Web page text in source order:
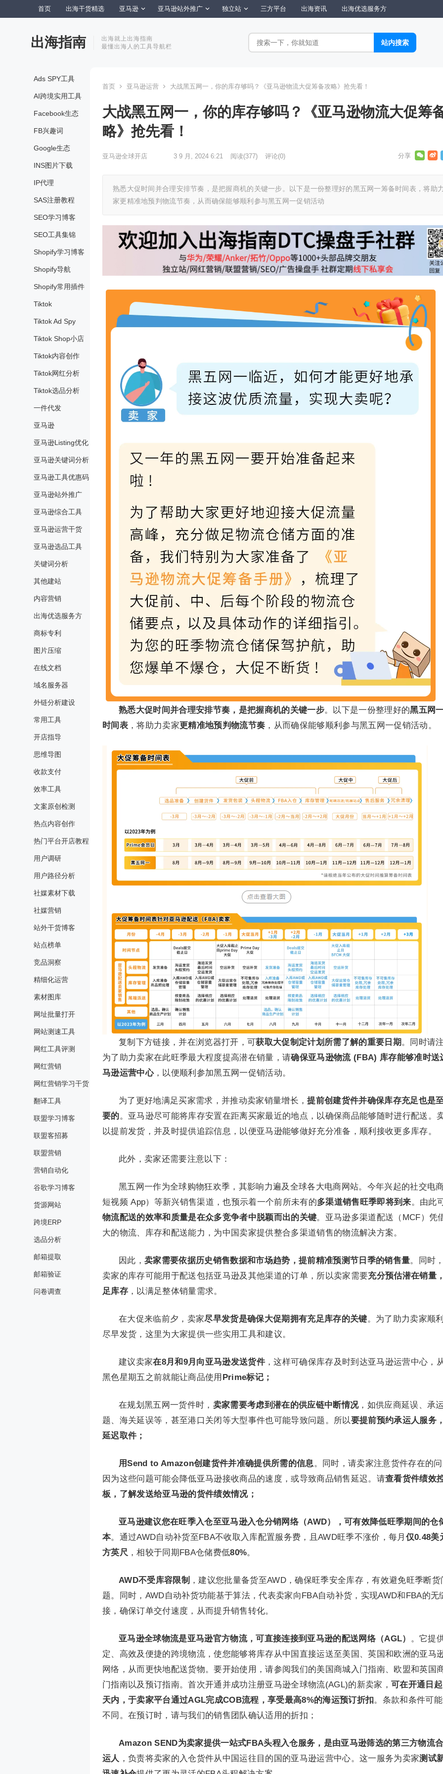
首页 出海干货精选 亚马逊 亚马逊站外推广 独立站 三方平台 出海资讯 出海优选服务方
出海指南
出海就上出海指南
最懂出海人的工具导航栏
Ads SPY工具
AI跨境实用工具
Facebook生态
FB兴趣词
Google生态
INS图片下载
IP代理
SAS注册教程
SEO学习博客
SEO工具集锦
Shopify学习博客
Shopify导航
Shopify常用插件
Tiktok
Tiktok Ad Spy
Tiktok Shop小店
Tiktok内容创作
Tiktok网红分析
Tiktok选品分析
一件代发
亚马逊
亚马逊Listing优化
亚马逊关键词分析
亚马逊工具优惠码
亚马逊站外推广
亚马逊综合工具
亚马逊运营干货
亚马逊选品工具
关键词分析
其他建站
内容营销
出海优选服务方
商标专利
图片压缩
在线文档
域名服务器
外链分析建设
常用工具
开店指导
思维导图
收款支付
效率工具
文案原创检测
热点内容创作
热门平台开店教程
用户调研
用户路径分析
社媒素材下载
社媒营销
站外干货博客
站点榜单
竞品洞察
精细化运营
素材图库
网址批量打开
网站测速工具
网红工具评测
网红营销
网红营销学习干货
翻译工具
联盟学习博客
联盟客招募
联盟营销
营销自动化
谷歌学习博客
货源网站
跨境ERP
选品分析
邮箱提取
邮箱验证
问卷调查
首页 亚马逊运营 大战黑五网一，你的库存够吗？《亚马逊物流大促筹备攻略》抢先看！
大战黑五网一，你的库存够吗？《亚马逊物流大促筹
略》抢先看！
亚马逊全球开店 3 9 月, 2024 6:21 阅读(377) 评论(0)
熟悉大促时间并合理安排节奏，是把握商机的关键一步。以下是一份整理好的黑五网一筹备时间表，将助
家更精准地预判物流节奏，从而确保能够顺利参与黑五网一促销活动
熟悉大促时间并合理安排节奏，是把握商机的关键一步。以下是一份整理好的黑五网
时间表 ，将助力卖家更精准地预判物流节奏 ，从而确保能够顺利参与黑五网一促销活动。
复制下方链接，并在浏览器打开，可获取大促制定计划所需了解的重要日期 。同时请
为了助力卖家在此旺季最大程度提高潜在销量，请确保亚马逊物流 (FBA) 库存能够准时送
马逊运营中心，以便顺利参加黑五网一促销活动。
为了更好地满足买家需求，并推动卖家销量增长，提前创建货件并确保库存充足也是
要的。亚马逊尽可能将库存安置在距离买家最近的地点，以确保商品能够随时进行配送。
以提前发货，并及时提供追踪信息，以便亚马逊能够做好充分准备，顺利接收更多库存。
此外，卖家还需要注意以下：
黑五网一作为全球购物狂欢季，其影响力遍及全球各大电商网站。今年兴起的社交电
短视频 App）等新兴销售渠道，也预示着一个前所未有的多渠道销售旺季即将到来。由此
物流配送的效率和质量是在众多竞争者中脱颖而出的关键。亚马逊多渠道配送（MCF）凭
大的物流、库存和配送能力，为中国卖家提供整合多渠道销售的物流解决方案。
因此， 卖家需要依据历史销售数据和市场趋势，提前精准预测节日季的销售量。同时
卖家的库存可能用于配送包括亚马逊及其他渠道的订单，所以卖家需要充分预估潜在销量
足库存 ，以满足整体销量需求。
在大促来临前夕，卖家尽早发货是确保大促期拥有充足库存的关键。为了助力卖家顺
尽早发货，这里为大家提供一些实用工具和建议。
建议卖家在8月和9月向亚马逊发送货件，这样可确保库存及时到达亚马逊运营中心，
黑色星期五之前就能让商品使用 Prime标记；
在规划黑五网一货件时， 卖家需要考虑到潜在的供应链中断情况，如供应商延误、承
题、海关延误等，甚至港口关闭等大型事件也可能导致问题。所以要提前预约承运人服务
延迟取件；
用Send to Amazon创建货件并准确提供所需的信息 。同时，请卖家注意货件存在的
因为这些问题可能会降低亚马逊接收商品的速度，或导致商品销售延迟。请查看货件绩效
板，了解发送给亚马逊的货件绩效情况；
亚马逊建议您在旺季入仓至亚马逊入仓分销网络（AWD），可有效降低旺季期间的仓
本。通过AWD自动补货至FBA不收取入库配置服务费，且AWD旺季不涨价，每月 仅0.48美
方英尺 ，相较于同期FBA仓储费低80%。
AWD不受库容限制
，建议您批量备货至AWD，确保旺季安全库存，有效避免旺季断货
题。同时，AWD自动补货功能基于算法，代表卖家向FBA自动补货，实现AWD和FBA的无
接，确保订单交付速度，从而提升销售转化。
亚马逊全球物流是亚马逊官方物流，可直接连接到亚马逊的配送网络（AGL）
。它提
定、高效及便捷的跨境物流，使您能够将库存从中国直接运送至美国、英国和欧洲的亚马
网络，从而更快地配送货物。要开始使用，请参阅我们的美国商城入门指南、欧盟和英国
门指南以及预订指南。首次开通并成功注册亚马逊全球物流(AGL)的新卖家， 可在开通日
天内，于卖家平台通过AGL完成COB流程，享受最高8%的海运预订折扣。条款和条件可
不同。在预订时，请与我们的销售团队确认适用的折扣；
Amazon SEND为卖家提供一站式FBA头程入仓服务，是由亚马逊筛选的第三方物流
运人 ，负责将卖家的入仓货件从中国运往目的国的亚马逊运营中心。这一服务为卖家测试